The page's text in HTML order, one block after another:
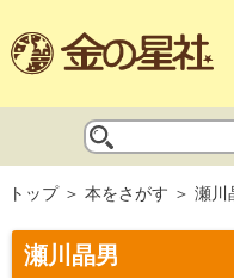
トップ 本をさがす 瀬川
瀬川晶男